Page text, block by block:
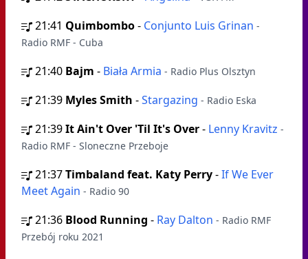
21:41 Quimbombo- Conjunto Luis Grinan -
Radio RMF - Cuba
21:40 Bajm - Biała Armia - Radio Plus Olsztyn
21:39 Myles Smith -Stargazing - Radio Eska
21:39It Ain't Over 'Til It's Over- Lenny Kravitz -
Radio RMF - Sloneczne Przeboje
21:37Timbaland feat. Katy Perry-If We Ever
Meet Again - Radio 90
21:36 Blood Running - Ray Dalton - Radio RMF
Przebój roku 2021